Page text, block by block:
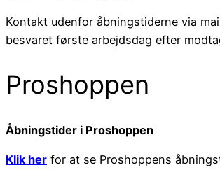
Kontakt udenfor åbningstiderne via
besvaret første arbejdsdag efter
Proshoppen
Åbningstider i Proshoppen
Klik her for at se Proshoppens